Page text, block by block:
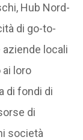
Hub Nord-
di go-to-
locali
loro
di fondi di
di
società